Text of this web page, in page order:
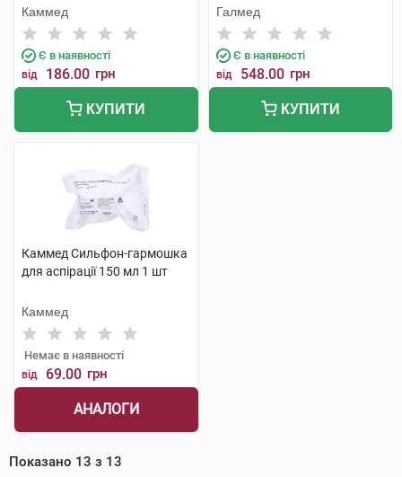
накінечника 8,0 мм/F24 1 шт
Каммед
Є в наявності
від 186.00 грн
КУПИТИ
трубками, контейнер 400 мл
1 шт
Галмед
Є в наявності
від 548.00 грн
КУПИТИ
Каммед Сильфон-гармошка
для аспірації 150 мл 1 шт
Каммед
Немає в наявності
від 69.00 грн
АНАЛОГИ
Показано 13 з 13